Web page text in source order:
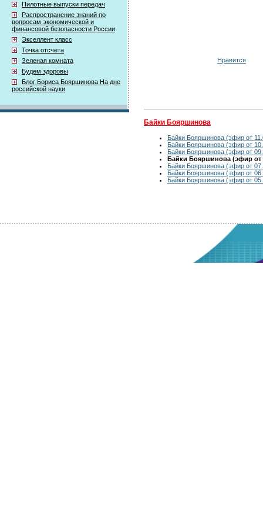
Пилотные выпуски передач
Распространение знаний по
вопросам экономической и
финансовой безопасности России
Экселлент класс
Точка отсчета
Зеленая комната
Будем здоровы
Блог Бориса Бояршинова На дне
российской науки
Нравится
Байки Бояршинова
Байки Бояршинова (эфир от
Байки Бояршинова (эфир от
Байки Бояршинова (эфир от
Байки Бояршинова (эфир от
Байки Бояршинова (эфир от
Байки Бояршинова (эфир от
Байки Бояршинова (эфир от